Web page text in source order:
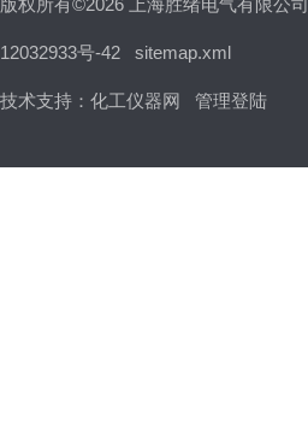
版权所有©2026 上海胜绪电气有限公
12032933号-42 sitemap.xml
技术支持： 化工仪器网 管理登陆